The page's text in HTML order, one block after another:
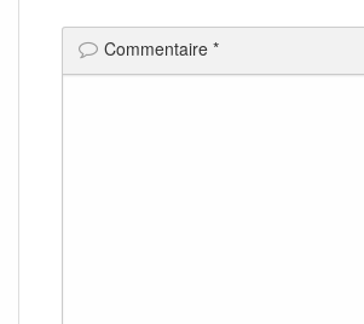
Commentaire *